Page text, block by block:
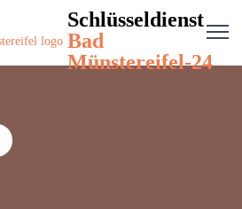
Schlüsseldienst
Bad
Münstereifel-24